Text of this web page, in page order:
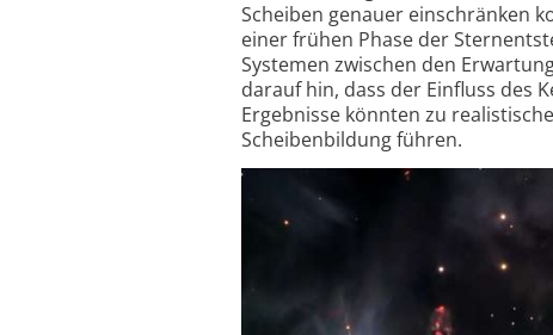
Scheiben genauer einschränken
einer frühen Phase der
Systemen zwischen den
darauf hin, dass der Einfluss des
Ergebnisse könnten zu
Scheiben­bildung führen.